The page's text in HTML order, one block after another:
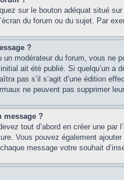
sur le bouton adéquat situé
du forum ou du sujet. Par
?
modérateur du forum, vous ne
ait été publié. Si quelqu’un
pas s’il s’agit d’une édition
ne peuvent pas supprimer
message ?
tout d’abord en créer une
Vous pouvez également
message votre souhait